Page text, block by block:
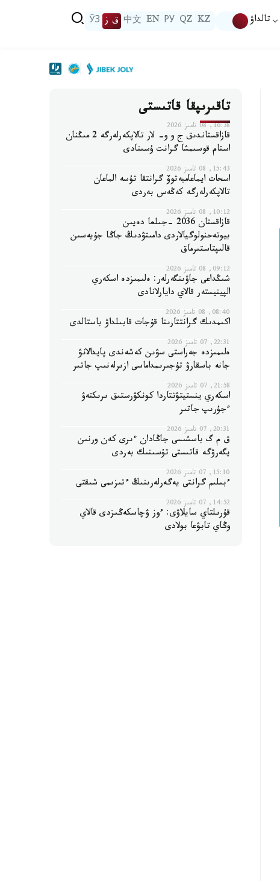
تالداۋ KZ
QZ
РУ
EN
中文 ق ز ЎЗ
تاقىرىپقا قاتىستى
16:38, 08 تامىز 2026
قازاقستاندىق ج و و- لار تالاپكەرلەرگە 2 مىڭنان
استام قوسىمشا گرانت ۇسىنادى
15:43, 08 تامىز 2026
اسحات ايماعامبەتوۆ گرانتقا تۇسە الماعان
تالاپكەرلەرگە كەڭەس بەردى
10:12, 08 تامىز 2026
قازاقستان 2036 -جىلعا دەيىن
بيوتەحنولوگيالاردى دامىتۋدىڭ جاڭا جۇيەسىن
قالىپتاستىرماق
09:12, 08 تامىز 2026
شىڭداعى جاۋىنگەرلەر: ەلىمىزدە اسكەري
الپينيستەر قالاي دايارلانادى
08:40, 08 تامىز 2026
اكىمدىك گرانتتارىنا قۇجات قابىلداۋ باستالدى
22:31, 07 تامىز 2026
ەلىمىزدە جەراستى سۋىن كەشەندى پايدالانۋ
جانە باسقارۋ تۇجىرىمداماسى ازىرلەنىپ جاتىر
21:58, 07 تامىز 2026
اسكەري ينستيتۋتتاردا كونكۋرستىق ىرىكتەۋ
ءجۇرىپ جاتىر
20:31, 07 تامىز 2026
ق م گ باسشىسى جاڭادان ءىرى كەن ورنىن
يگەرۋگە قاتىستى تۇسىنىك بەردى
15:10, 07 تامىز 2026
ءبىلىم گرانتى يەگەرلەرىنىڭ ءتىزىمى شىقتى
14:52, 07 تامىز 2026
قۇرىلتاي سايلاۋى: ءوز ۋچاسكەڭىزدى قالاي
وڭاي تابۋعا بولادى